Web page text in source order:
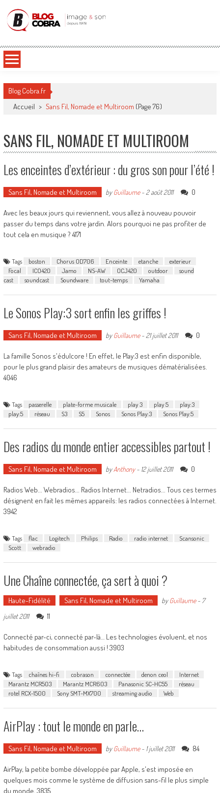
Blog Cobra
Blog Cobra.fr
Accueil > Sans Fil, Nomade et Multiroom (Page 76)
SANS FIL, NOMADE ET MULTIROOM
Les enceintes d’extérieur : du gros son pour l’été !
Sans Fil, Nomade et Multiroom byGuillaume- 2 août 2011 0
Avec les beaux jours qui reviennent, vous allez à nouveau pouvoir
passer du temps dans votre jardin. Alors pourquoi ne pas profiter de
tout cela en musique ? 4171
Tags boston Chorus OD706 Enceinte etanche
exterieur
Focal
ICO420 Jamo NS-AW OCJ420 outdoor
sound
cast
soundcast Soundware tout-temps Yamaha
Le Sonos Play:3 sort enfin les griffes !
Sans Fil, Nomade et Multiroom byGuillaume- 21 juillet 2011 0
La famille Sonos s'édulcore ! En effet, le Play:3 est enfin disponible,
pour le plus grand plaisir des amateurs de musiques dématérialisées.
4046
Tags passerelle plate-forme musicale play 3 play 5
play:3
play:5
réseau S3 S5 Sonos Sonos Play:3 Sonos Play:5
Des radios du monde entier accessibles partout !
Sans Fil, Nomade et Multiroom byAnthony- 12 juillet 2011 0
Radios Web... Webradios... Radios Internet... Netradios... Tous ces termes
désignent en fait les mêmes appareils: les radios connectées à Internet.
3942
Tags flac Logitech Philips Radio radio internet
Scansonic
Scott
webradio
Une Chaîne connectée, ça sert à quoi ?
Haute-Fidélité Sans Fil, Nomade et Multiroom byGuillaume- 7
juillet 2011
11
Connecté par-ci, connecté par-là… Les technologies évoluent, et nos
habitudes de consommation aussi ! 3903
Tags chaînes hi-fi cobrason connectée denon ceol
Internet
Marantz MCR503
Marantz MCR603 Panasonic SC-HC55
réseau
rotel RCX-1500
Sony SMT-MX700 streaming audio Web
AirPlay : tout le monde en parle…
Sans Fil, Nomade et Multiroom byGuillaume- 1 juillet 2011 84
AirPlay, la petite bombe développée par Apple, s'est imposée en
quelques mois comme le système de diffusion sans-fil le plus simple
du monde. 3835